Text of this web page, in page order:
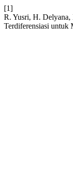
[1]
R. Yusri, H. Delyana,
Terdiferensiasi untuk